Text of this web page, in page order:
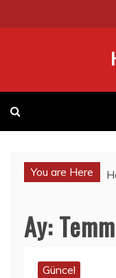
to
You are Here
Ay:
Güncel